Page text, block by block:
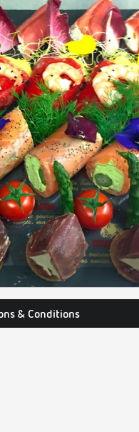
& Conditions